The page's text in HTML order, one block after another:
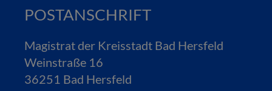
POSTANSCHRIFT
Magistrat der Kreisstadt Bad Hersfeld
Weinstraße 16
36251 Bad Hersfeld